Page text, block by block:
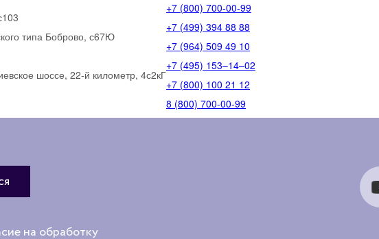
+7 (800) 700-00-99
типа Боброво, с67Ю
+7 (499) 394 88 88
+7 (964) 509 49 10
шоссе, 22-й километр, 4с2кГ
+7 (495) 153‒14‒02
+7 (800) 100 21 12
8 (800) 700-00-99
на обработку